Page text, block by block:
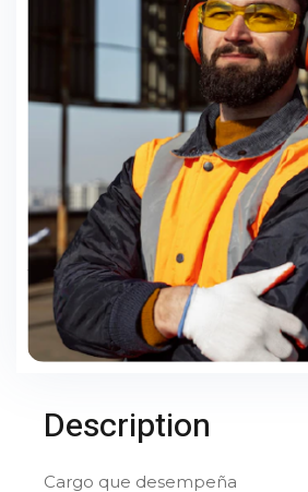
Description
Cargo que desempeña